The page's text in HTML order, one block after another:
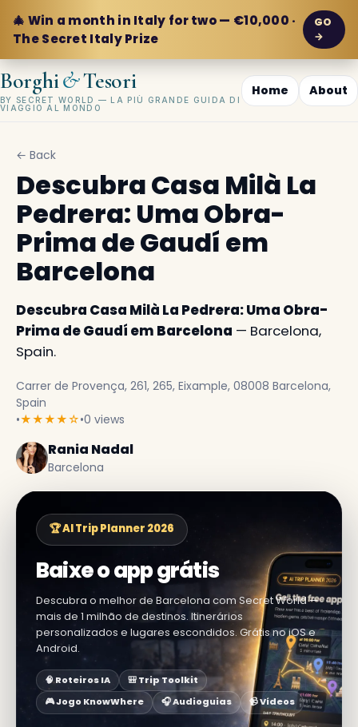
🎄 Win a month in Italy for two — €10,000 ·
The Secret Italy Prize
GO
→
Borghi&Tesori
BY SECRET WORLD — LA PIÙ GRANDE GUIDA DI
VIAGGIO AL MONDO
Home About
← Back
Descubra Casa Milà La
Pedrera: Uma Obra-
Prima de Gaudí em
Barcelona
Descubra Casa Milà La Pedrera: Uma Obra-
Prima de Gaudí em Barcelona — Barcelona,
Spain.
Carrer de Provença, 261, 265, Eixample, 08008 Barcelona,
Spain
•★★★★☆•0 views
Rania Nadal
Barcelona
🏆 AI Trip Planner 2026
Baixe o app grátis
Descubra o melhor de Barcelona com Secret World —
mais de 1 milhão de destinos. Itinerários
personalizados e lugares escondidos. Grátis no iOS e
Android.
🧠 Roteiros IA
🎒 Trip Toolkit
🎮 Jogo KnowWhere
🎧 Audioguias 📹 Vídeos